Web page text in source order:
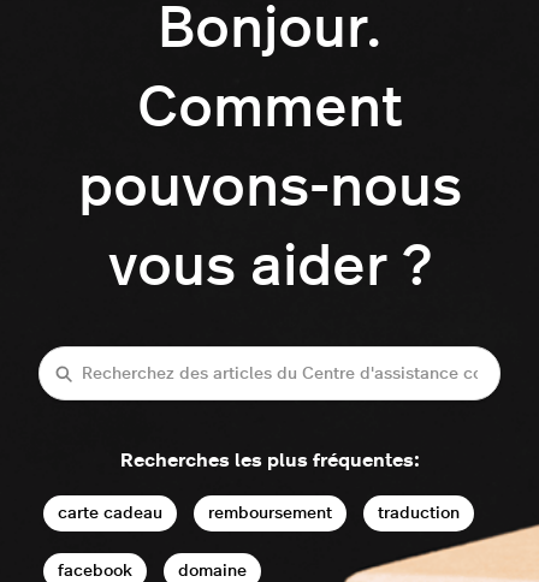
Bonjour.
Comment
pouvons-nous
vous aider ?
Recherche
Recherches les plus fréquentes:
carte cadeau remboursement traduction
facebook domaine